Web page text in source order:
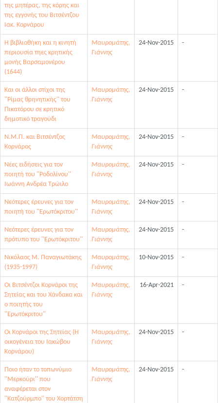
της μητέρας, της κόρης και
της εγγονής του Βιτσέντζου
Ιακ. Κορνάρου
Η βιβλιοθήκη και η κινητή
περιουσία τηες κρητικής
μονής Βαρσαμονέρου
(1644)
Μαυρομάτης,
Γιάννης
24-Nov-2015 -
Και οι άλλοι στίχοι της
"Ρίμας θρηνητικής'' του
Πικατόρου σε κρητικό
δημοτικό τραγούδι
Μαυρομάτης,
Γιάννης
24-Nov-2015 -
Ν.Μ.Π. και Βιτσέντζος
Κορνάρος
Μαυρομάτης,
Γιάννης
24-Nov-2015 -
Νέες ειδήσεις για τον
ποιητή του ''Ροδολίνου''
Ιωάννη Ανδρέα Τρώιλο
Μαυρομάτης,
Γιάννης
24-Nov-2015 -
Νεότερες έρευνες για τον
ποιητή του ''Ερωτόκριτου''
Μαυρομάτης,
Γιάννης
24-Nov-2015 -
Νεότερες έρευνες για τον
πρότυπο του ''Ερωτόκριτου''
Μαυρομάτης,
Γιάννης
24-Nov-2015 -
Νικόλαος Μ. Παναγιωτάκης
(1935-1997)
Μαυρομάτης,
Γιάννης
10-Nov-2015 -
Οι Βιτσέντζοι Κορνάροι της
Σητείας και του Χάνδακα και
ο ποιητής του
"Ερωτόκριτου"
Μαυρομάτης,
Γιάννης
16-Apr-2021 -
Οι Κορνάροι της Σητείας (Η
οικογένεια του Ιακώβου
Κορνάρου)
Μαυρομάτης,
Γιάννης
24-Nov-2015 -
Ποιο ήταν το τοπωνύμιο
''Μερκούρι'' που
αναφέρεται στον
''Κατζούρμπο'' του Χορτάτση
Μαυρομάτης,
Γιάννης
24-Nov-2015 -